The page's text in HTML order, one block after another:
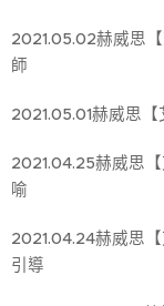
2021.05.02赫威思
師
2021.05.01赫威思
2021.04.25赫威思
喻
2021.04.24赫威思
引導